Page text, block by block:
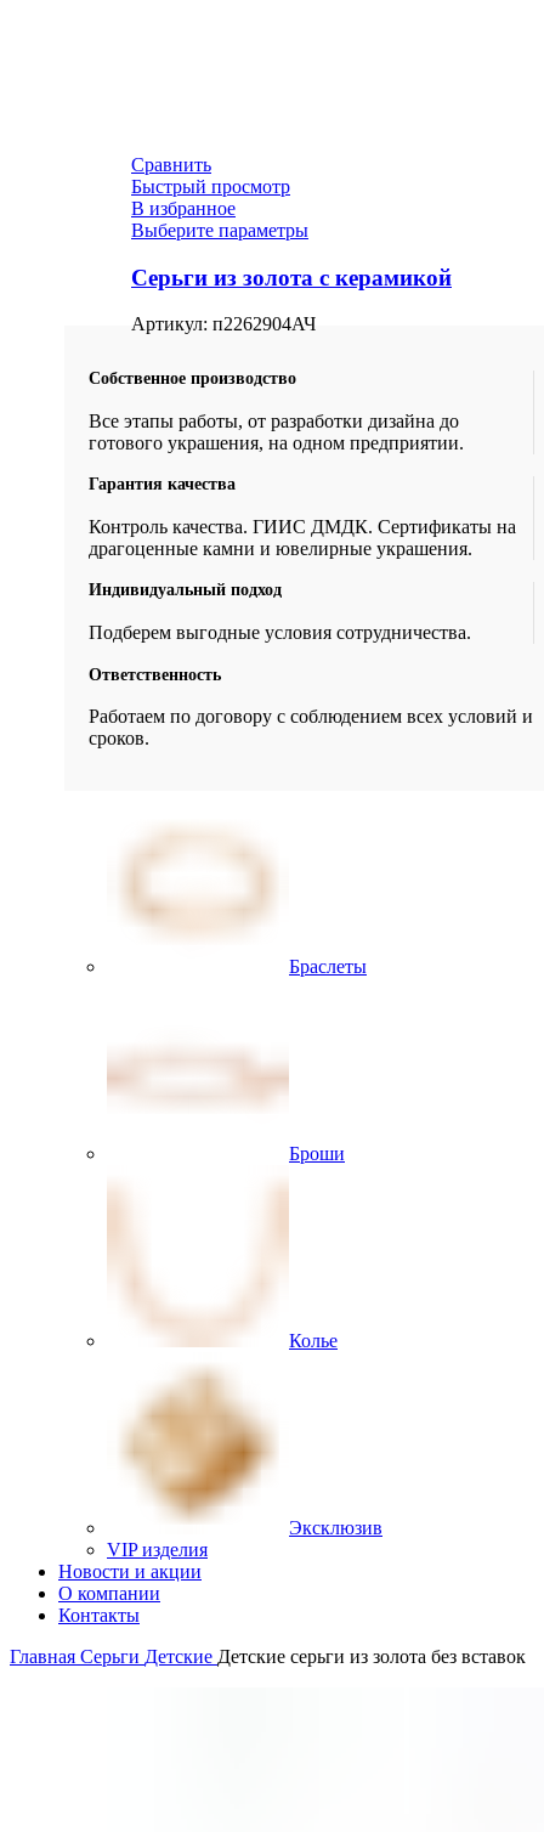
Сравнить
Быстрый просмотр
В избранное
Выберите параметры
Серьги из золота с керамикой
Артикул: п2262904АЧ
Собственное производство
Все этапы работы, от разработки дизайна до
готового украшения, на одном предприятии.
Гарантия качества
Контроль качества. ГИИС ДМДК. Сертификаты на
драгоценные камни и ювелирные украшения.
Индивидуальный подход
Подберем выгодные условия сотрудничества.
Ответственность
Работаем по договору с соблюдением всех условий и
сроков.
Браслеты
Броши
Колье
Эксклюзив
VIP изделия
Новости и акции
О компании
Контакты
Главная Серьги Детские Детские серьги из золота без вставок